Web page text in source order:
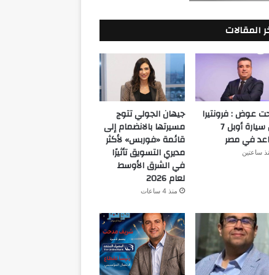
المقالات
عوض : فرونتيرا
أول سيارة أوبل 7
في مصر
ساعتين
جيهان الجولي تتوج
مسيرتها بالانضمام إلى
قائمة «فوربس» لأكثر
مديري التسويق تأثيرًا
في الشرق الأوسط
لعام 2026
منذ 4 ساعات